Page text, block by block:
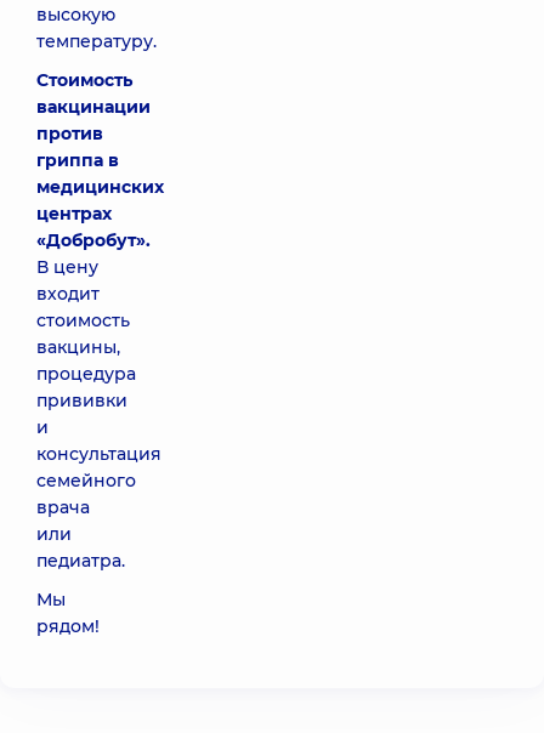
высокую
температуру.
Стоимость
вакцинации
против
гриппа в
медицинских
центрах
«Добробут».
В цену
входит
стоимость
вакцины,
процедура
прививки
и
консультация
семейного
врача
или
педиатра.
Мы
рядом!